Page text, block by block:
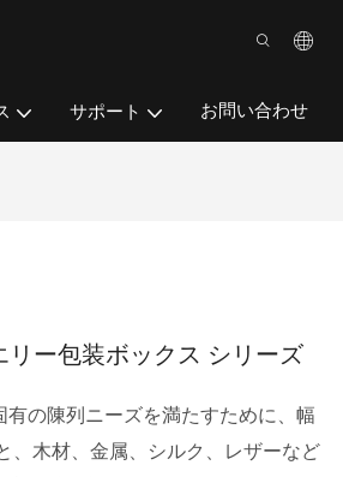
サポート お問い合わせ
ー包装ボックス シリーズ
の陳列ニーズを満たすために、幅
、木材、金属、シルク、レザーなど